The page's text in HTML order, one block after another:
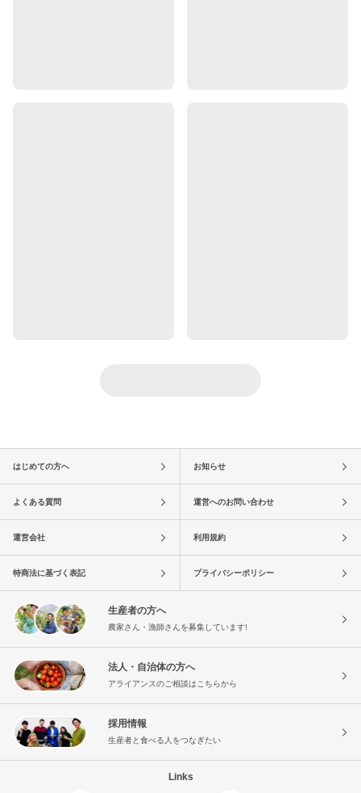
はじめての方へ お知らせ
よくある質問 運営へのお問い合わせ
運営会社 利用規約
特商法に基づく表記 プライバシーポリシー
生産者の方へ
農家さん・漁師さんを募集しています!
法人・自治体の方へ
アライアンスのご相談はこちらから
採用情報
生産者と食べる人をつなぎたい
Links